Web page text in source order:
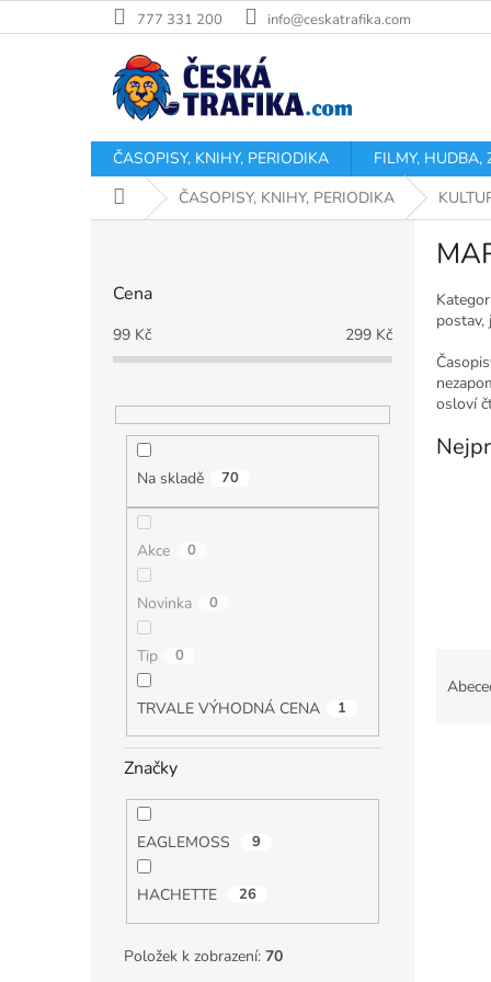
na
777 331 200 info@ceskatrafika.com
ČASOPISY, KNIHY, PERIODIKA FILMY, HUDBA,
Domů ČASOPISY, KNIHY, PERIODIKA
Cena
99 Kč 299 Kč
Na skladě 70
Akce 0
Novinka 0
Tip 0
TRVALE VÝHODNÁ CENA 1
Značky
EAGLEMOSS 9
HACHETTE 26
Položek k zobrazení: 70
postav,
osloví